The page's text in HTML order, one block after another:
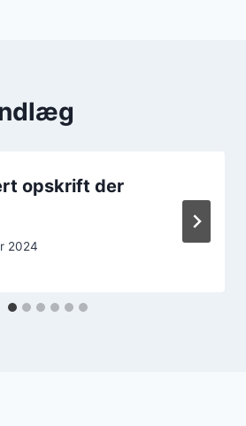
opskrift der
2024